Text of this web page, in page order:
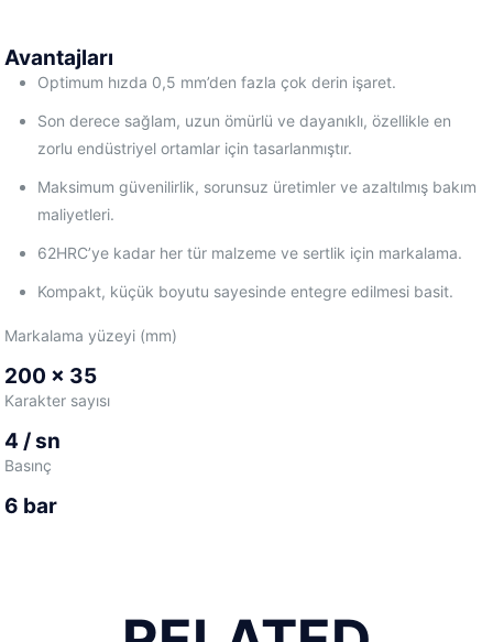
Avantajları
Optimum hızda 0,5 mm’den fazla çok derin işaret.
Son derece sağlam, uzun ömürlü ve dayanıklı, özellikle en
zorlu endüstriyel ortamlar için tasarlanmıştır.
Maksimum güvenilirlik, sorunsuz üretimler ve azaltılmış bakım
maliyetleri.
62HRC’ye kadar her tür malzeme ve sertlik için markalama.
Kompakt, küçük boyutu sayesinde entegre edilmesi basit.
Markalama yüzeyi (mm)
200 x 35
Karakter sayısı
4 / sn
Basınç
6 bar